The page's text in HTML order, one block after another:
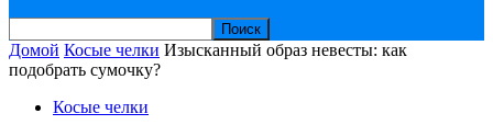
Домой Косые челки Изысканный образ невесты: как
подобрать сумочку?
Косые челки